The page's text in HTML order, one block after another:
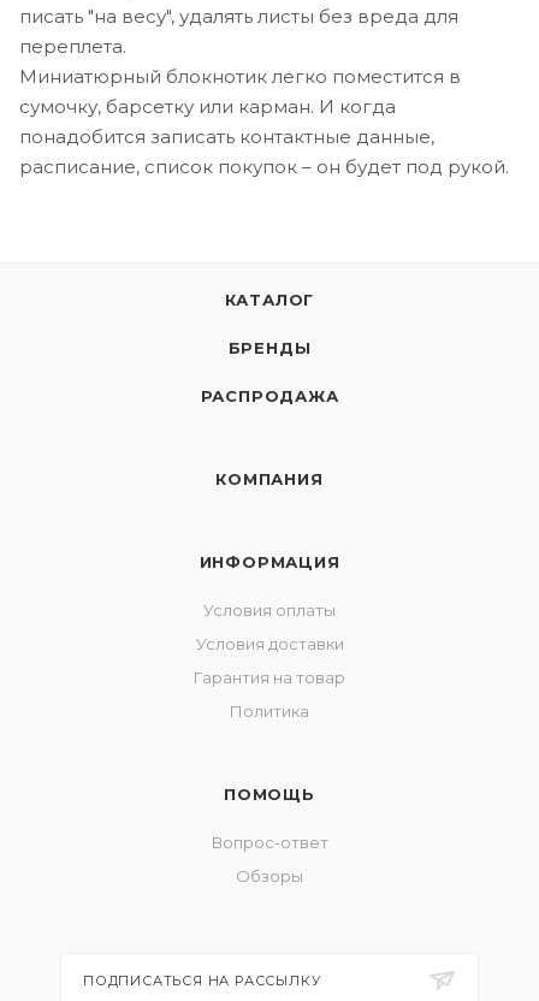
писать "на весу", удалять листы без вреда для
переплета.
Миниатюрный блокнотик легко поместится в
сумочку, барсетку или карман. И когда
понадобится записать контактные данные,
расписание, список покупок – он будет под рукой.
КАТАЛОГ
БРЕНДЫ
РАСПРОДАЖА
КОМПАНИЯ
ИНФОРМАЦИЯ
Условия оплаты
Условия доставки
Гарантия на товар
Политика
ПОМОЩЬ
Вопрос-ответ
Обзоры
ПОДПИСАТЬСЯ НА РАССЫЛКУ